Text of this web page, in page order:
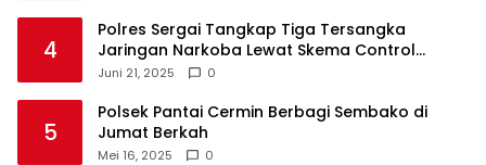
4
Polres Sergai Tangkap Tiga Tersangka
Jaringan Narkoba Lewat Skema Control
Delivery
Juni 21, 2025 0
5
Polsek Pantai Cermin Berbagi Sembako di
Jumat Berkah
Mei 16, 2025 0